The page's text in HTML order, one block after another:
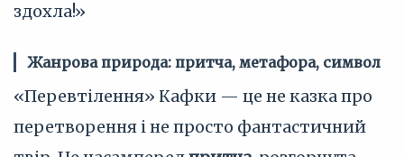
здохла!»
Жанрова природа: притча, метафора, символ
«Перевтілення» Кафки — це не казка про
перетворення і не просто фантастичний